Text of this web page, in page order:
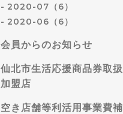
2020-07（6）
2020-06（6）
会員からのお知らせ
仙北市生活応援商品券取扱
加盟店
空き店舗等利活用事業費補